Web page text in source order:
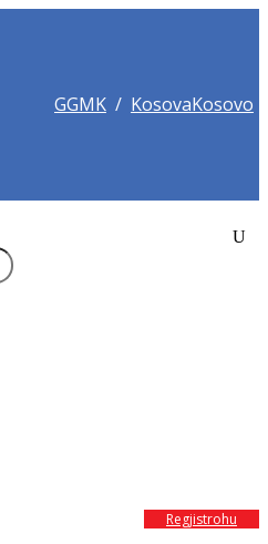
GGMK / KosovaKosovo
Regjistrohu